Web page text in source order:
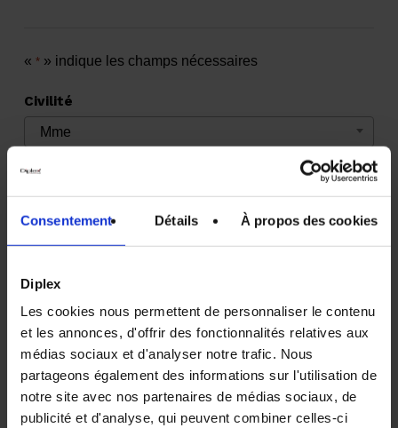
Consentement Détails À propos des cookies
Diplex
Les cookies nous permettent de personnaliser le contenu
et les annonces, d'offrir des fonctionnalités relatives aux
médias sociaux et d'analyser notre trafic. Nous
partageons également des informations sur l'utilisation de
notre site avec nos partenaires de médias sociaux, de
publicité et d'analyse, qui peuvent combiner celles-ci
« *» indique les champs nécessaires
Civilité
Mme
Nom *
Téléphone